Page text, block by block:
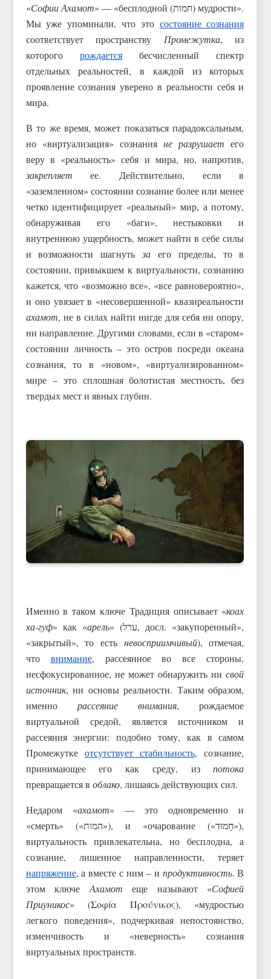
«Софии Ахамот» — «бесплодной (חמות) мудрости».
Мы уже упоминали, что это состояние сознания
соответствует пространству Промежутка, из
которого рождаетсябесчисленный спектр
отдельных реальностей, в каждой из которых
проявление сознания уверено в реальности себя и
мира.
В то же время, может показаться парадоксальным,
но «виртуализация» сознанияне разрушает его
веру в «реальность» себя и мира, но, напротив,
закрепляет ее. Действительно, если в
«заземленном» состоянии сознание более или менее
четко идентифицирует «реальный» мир, а потому,
обнаруживая его «баги», нестыковки и
внутреннюю ущербность, может найти в себе силы
и возможности шагнутьза его пределы, то в
состоянии, привыкшем к виртуальности, сознанию
кажется, что «возможно все», «все равновероятно»,
и оно увязает в «несовершенной» квазиреальности
ахамот, не в силах найти нигде для себя ни опору,
ни направление. Другими словами, если в «старом»
состоянии личность – это остров посреди океана
сознания, то в «новом», «виртуализированном»
мире – это сплошная болотистая местность, без
твердых мест и явных глубин.
Именно в таком ключе Традиция описывает «коах
ха-гуф» как «арель» (ערל, досл. «закупоренный»,
«закрытый», то есть невосприимчивый), отмечая,
что внимание, рассеянное во все стороны,
несфокусированное, не может обнаружить нисвой
источник, ни основы реальности. Таким образом,
именно рассеяние внимания, рождаемое
виртуальной средой, является источником и
рассеяния энергии: подобно тому, как в самом
Промежутке отсутствует стабильность, сознание,
принимающее его как среду, изпотока
превращается в облако, лишаясь действующих сил.
Недаром «ахамот» — это одновременно и
«смерть» («המות»), и «очарование («חָמוּד»),
виртуальность привлекательна, но бесплодна, а
сознание, лишенное направленности, теряет
напряжение, а вместе с ним – и продуктивность. В
этом ключеАхамот еще называют «Софией
Приуникос» (Σοφíα Προύνικος), «мудростью
легкого поведения», подчеркивая непостоянство,
изменчивость и «неверность» сознания
виртуальных пространств.